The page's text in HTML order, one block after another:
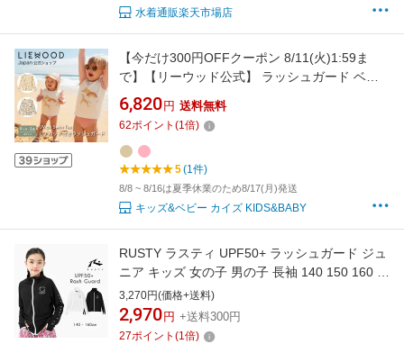
水着通販楽天市場店
【今だけ300円OFFクーポン 8/11(火)1:59ま
で】【リーウッド公式】 ラッシュガード ベビ
ー 水着 長袖 女の子 男の子 おしゃれ 赤ちゃん
サイズ 75 80 85 90 かわいい ベビー水着 uv 紫
外線 対策 日焼け 旅行 レジャー プール ベビー
スイミング 海 水遊び LIEWOOD
6,820 円 送料無料
62ポイント (1倍)
5(1件)
8/8 ~ 8/16は夏季休業のため8/17(月)発送
キッズ&ベビー カイズ KIDS&BABY
RUSTY ラスティ UPF50+ ラッシュガード ジュ
ニア キッズ 女の子 男の子 長袖 140 150 160 男
女兼用 速乾 軽量 フードなし 小学生 中学生 水
着 スクール水着 学校 フルジップ ジップアップ
UV ラッシュRUSTY 送料無料
3,270円(価格+送料)
2,970 円 +送料300円
27ポイント (1倍)